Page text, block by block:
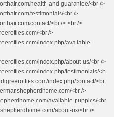
health-and-guarantee/<br />
testimonials/<br />
contact/<br /> <br />
<br />
index.php/available-
index.php/about-us/<br />
index.php/testimonials/<b
index.php/contact/<br
<br />
available-puppies/<br
about-us/<br />